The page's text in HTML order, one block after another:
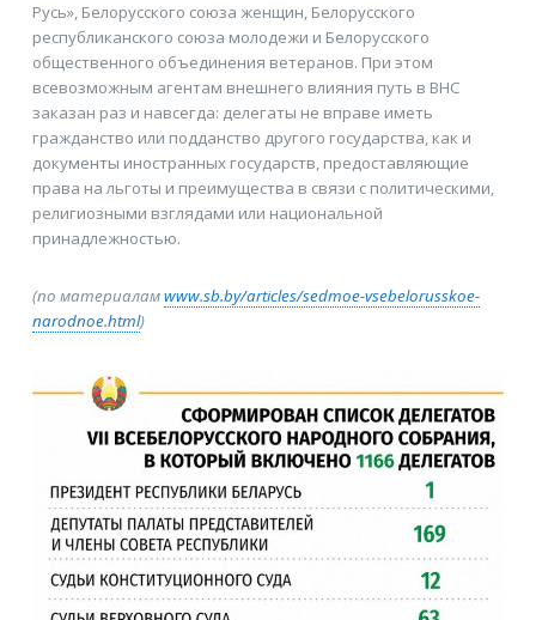
Русь», Белорусского союза женщин, Белорусского
республиканского союза молодежи и Белорусского
общественного объединения ветеранов. При этом
всевозможным агентам внешнего влияния путь в ВНС
заказан раз и навсегда: делегаты не вправе иметь
гражданство или подданство другого государства, как и
документы иностранных государств, предоставляющие
права на льготы и преимущества в связи с политическими,
религиозными взглядами или национальной
принадлежностью.
(по материаламwww.sb.by/articles/sedmoe-vsebelorusskoe-
narodnoe.html)